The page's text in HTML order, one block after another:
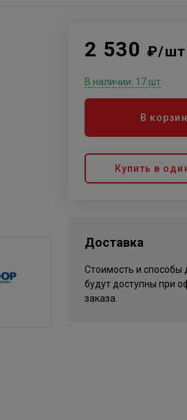
2 530 ₽/шт
В наличии: 17 шт
В
Купить в
Доставка
Стоимость и способы
будут доступны при
заказа.